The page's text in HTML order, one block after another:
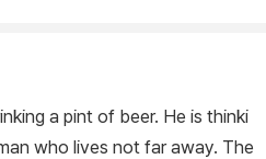
a pint of beer. He is thinki
who lives not far away. The